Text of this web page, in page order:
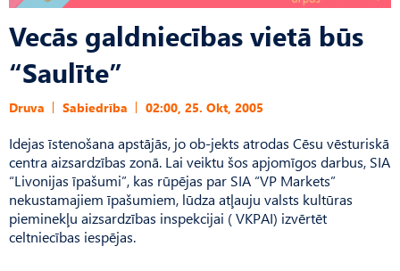
Vecās galdniecības vietā būs
“Saulīte”
Druva Sabiedrība 02:00, 25. Okt, 2005
Idejas īstenošana apstājās, jo ob-jekts atrodas Cēsu vēsturiskā
centra aizsardzības zonā. Lai veiktu šos apjomīgos darbus, SIA
“Livonijas īpašumi”, kas rūpējas par SIA “VP Markets”
nekustamajiem īpašumiem, lūdza atļauju valsts kultūras
pieminekļu aizsardzības inspekcijai ( VKPAI) izvērtēt
celtniecības iespējas.